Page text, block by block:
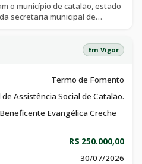
o município de catalão, estado
secretaria municipal de
Em Vigor
Termo de Fomento
Assistência Social de Catalão.
Evangélica Creche
R$ 250.000,00
30/07/2026